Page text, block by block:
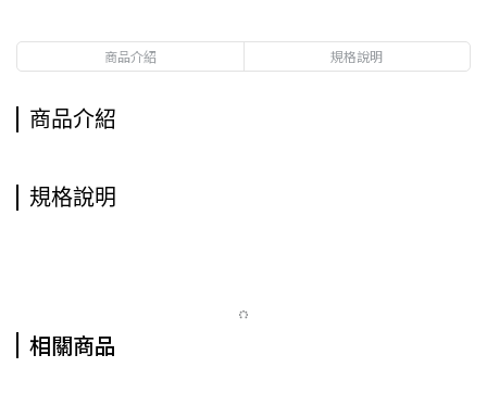
商品介紹 規格說明
商品介紹
規格說明
相關商品